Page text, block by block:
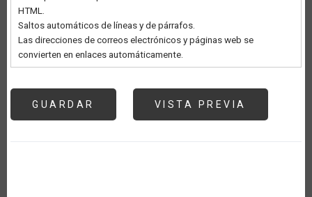
HTML.
Saltos automáticos de líneas y de párrafos.
Las direcciones de correos electrónicos y páginas web se
convierten en enlaces automáticamente.